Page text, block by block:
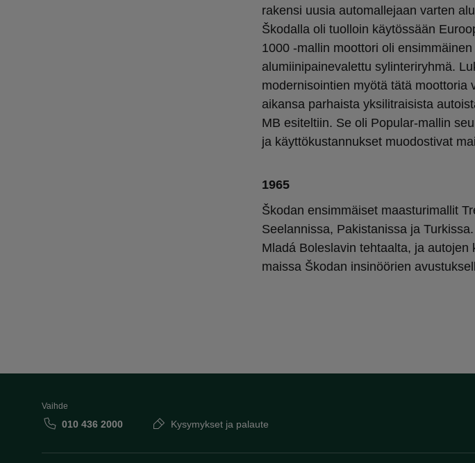
rakensi uusia automallejaan varten
Škodalla oli tuolloin käytössään
1000 -mallin moottori oli
alumiinipainevalettu sylinteriryhmä.
modernisointien myötä tätä moottoria
aikansa parhaista yksilitraisista
MB esiteltiin. Se oli Popular-mallin
ja käyttökustannukset muodostivat
1965
Škodan ensimmäiset maasturimallit
Seelannissa, Pakistanissa ja
Mladá Boleslavin tehtaalta, ja
maissa Škodan insinöörien
Vaihde
010 436 2000 Kysymykset ja palaute